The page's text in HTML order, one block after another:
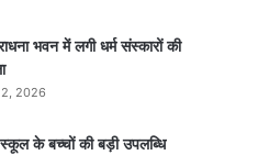
भवन में लगी धर्म संस्कारों की
2026
के बच्चों की बड़ी उपलब्धि